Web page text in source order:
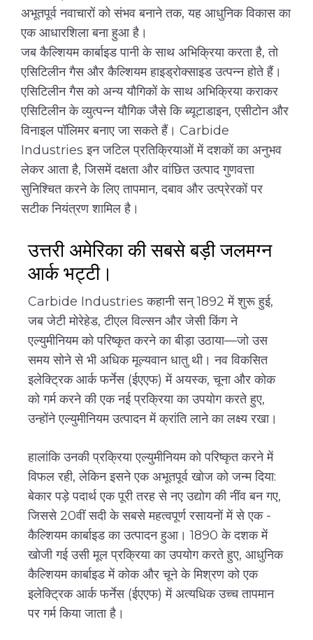
अभूतपूर्व नवाचारों को संभव बनाने तक, यह आधुनिक विकास का
एक आधारशिला बना हुआ है।
जब कैल्शियम कार्बाइड पानी के साथ अभिक्रिया करता है, तो
एसिटिलीन गैस और कैल्शियम हाइड्रोक्साइड उत्पन्न होते हैं।
एसिटिलीन गैस को अन्य यौगिकों के साथ अभिक्रिया कराकर
एसिटिलीन के व्युत्पन्न यौगिक जैसे कि ब्यूटाडाइन, एसीटोन और
विनाइल पॉलिमर बनाए जा सकते हैं। Carbide
Industries इन जटिल प्रतिक्रियाओं में दशकों का अनुभव
लेकर आता है, जिसमें दक्षता और वांछित उत्पाद गुणवत्ता
सुनिश्चित करने के लिए तापमान, दबाव और उत्प्रेरकों पर
सटीक नियंत्रण शामिल है।
उत्तरी अमेरिका की सबसे बड़ी जलमग्न
आर्क भट्टी।
Carbide Industries कहानी सन् 1892 में शुरू हुई,
जब जेटी मोरेहेड, टीएल विल्सन और जेसी किंग ने
एल्युमीनियम को परिष्कृत करने का बीड़ा उठाया—जो उस
समय सोने से भी अधिक मूल्यवान धातु थी। नव विकसित
इलेक्ट्रिक आर्क फर्नेस (ईएएफ) में अयस्क, चूना और कोक
को गर्म करने की एक नई प्रक्रिया का उपयोग करते हुए,
उन्होंने एल्युमीनियम उत्पादन में क्रांति लाने का लक्ष्य रखा।
हालांकि उनकी प्रक्रिया एल्युमीनियम को परिष्कृत करने में
विफल रही, लेकिन इसने एक अभूतपूर्व खोज को जन्म दिया:
बेकार पड़े पदार्थ एक पूरी तरह से नए उद्योग की नींव बन गए,
जिससे 20वीं सदी के सबसे महत्वपूर्ण रसायनों में से एक -
कैल्शियम कार्बाइड का उत्पादन हुआ। 1890 के दशक में
खोजी गई उसी मूल प्रक्रिया का उपयोग करते हुए, आधुनिक
कैल्शियम कार्बाइड में कोक और चूने के मिश्रण को एक
इलेक्ट्रिक आर्क फर्नेस (ईएएफ) में अत्यधिक उच्च तापमान
पर गर्म किया जाता है।